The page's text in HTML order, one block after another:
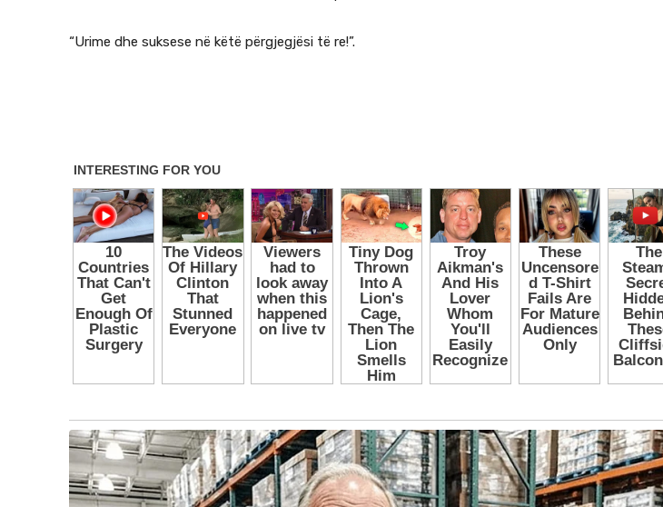
“Urime dhe suksese në këtë përgjegjësi të re!”.